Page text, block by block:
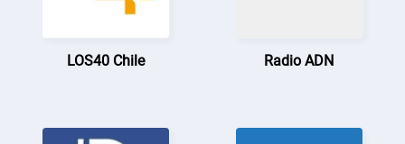
LOS40 Chile Radio ADN